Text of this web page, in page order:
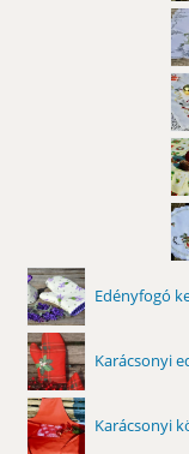
Edényfogó
Karácsonyi
Karácsonyi